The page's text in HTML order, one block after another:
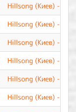
Hillsong (Киев) - Я
Hillsong (Киев) -
Hillsong (Киев) - Ты
Hillsong (Киев) - О
Hillsong (Киев) -
Hillsong (Киев) -